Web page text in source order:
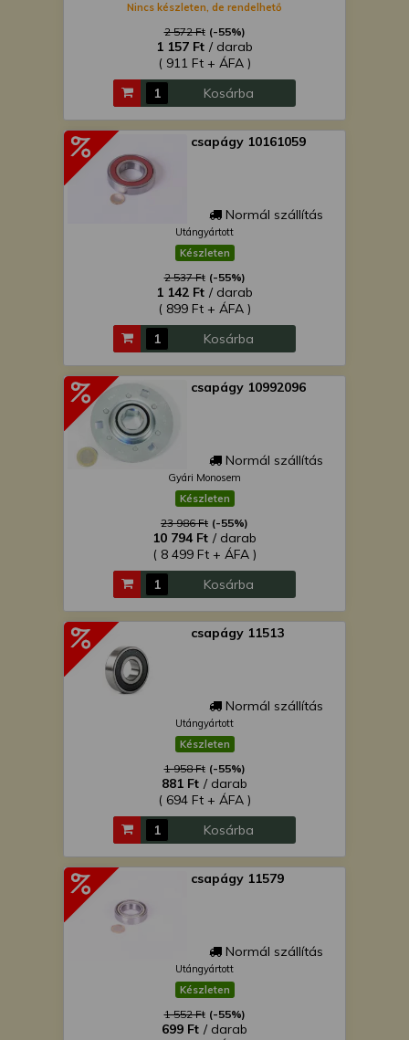
Nincs készleten, de rendelhető
2 572 Ft (-55%)
1 157 Ft / darab
( 911 Ft + ÁFA )
Kosárba
csapágy 10161059
Normál szállítás
Utángyártott
Készleten
2 537 Ft (-55%)
1 142 Ft / darab
( 899 Ft + ÁFA )
Kosárba
csapágy 10992096
Normál szállítás
Gyári Monosem
Készleten
23 986 Ft (-55%)
10 794 Ft / darab
( 8 499 Ft + ÁFA )
Kosárba
csapágy 11513
Normál szállítás
Utángyártott
Készleten
1 958 Ft (-55%)
881 Ft / darab
( 694 Ft + ÁFA )
Kosárba
csapágy 11579
Normál szállítás
Utángyártott
Készleten
1 552 Ft (-55%)
699 Ft / darab